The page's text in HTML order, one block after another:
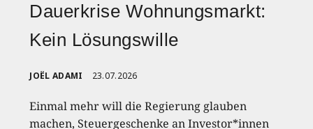
Dauerkrise Wohnungsmarkt:
Kein Lösungswille
JOËL ADAMI 23.07.2026
Einmal mehr will die Regierung glauben
machen, Steuergeschenke an Investor*innen